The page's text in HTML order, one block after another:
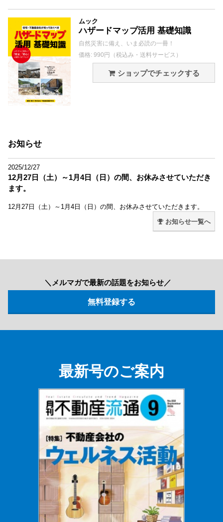
ムック
ハザードマップ活用 基礎知識
自然災害に備え、いま必読の一冊！
価格: 990円（税込み・送料サービス）
ショップでチェックする
お知らせ
2025/12/27
12月27日（土）～1月4日（日）の間、お休みさせていただき
ます。
12月27日（土）～1月4日（日）の間、お休みさせていただきます。
お知らせ一覧へ
＼メルマガで最新の話題をお知らせ／
最新号のご案内